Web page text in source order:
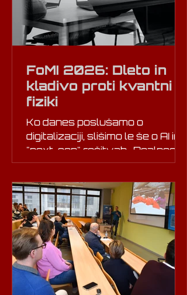
FoMI 2026: Dleto in
kladivo proti kvantni
fiziki
Ko danes poslušamo o
digitalizaciji, slišimo le še o AI in
"next-gen" rešitvah . Realnost
slovenskih malih in srednjih
prizemljena – je nekje okrog "
dleto+kladivo" . Kruta realnost:
ERP iz prejšnjega tisočletja
Večina naših podjetij še vedno
teče na sistemih, razvitih med
letoma 1990 in 2005. Izzivi so
jasni: Generacijski prepad:
Programerji, ki so te sisteme